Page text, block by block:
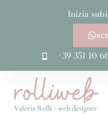
Inizia
+39 351 10